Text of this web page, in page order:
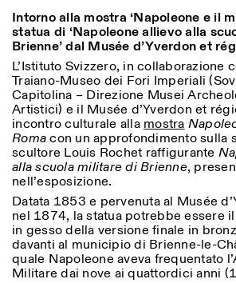
Other Activities
NEWSLETTER
Signup to our newsletter to receive
events
Facebook Instagram Linkedin Vimeo
Privacy Policy
MON-FRI
EXHIBITION HOURS:
Atlas
18:30
18:30
GUIDED TOURS:
By
(Italian,
For
Animals
Anthropology
Architecture
Astrophysics
More Options...
Length (days)
1
> 1
Intorno alla mostra ‘Napoleone e il
statua di ‘Napoleone allievo alla
Brienne’ dal Musée d’Yverdon et
L’Istituto Svizzero, in collaborazione
Traiano-Museo dei Fori Imperiali
Capitolina – Direzione Musei
Artistici) e il Musée d’Yverdon et
incontro culturale alla mostra
Romacon un approfondimento sulla
scultore Louis Rochet raffigurante
alla scuola militare di Brienne,
nell’esposizione.
Datata 1853 e pervenuta al Musée
nel 1874, la statua potrebbe essere
in gesso della versione finale in
davanti al municipio di Brienne-le-
quale Napoleone aveva frequentato
Militare dai nove ai quattordici anni